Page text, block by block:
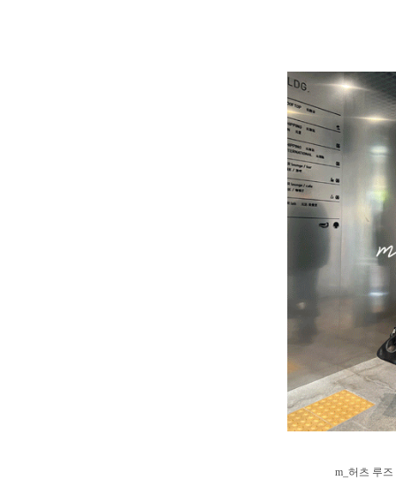
m_허츠 루